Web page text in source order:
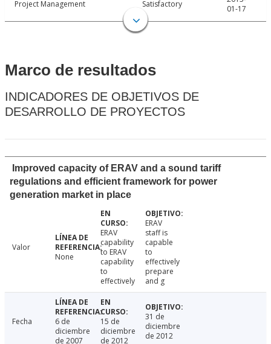
Project Management Satisfactory
01-17
Marco de resultados
INDICADORES DE OBJETIVOS DE
DESARROLLO DE PROYECTOS
Improved capacity of ERAV and a sound tariff
regulations and efficient framework for power
generation market in place
Valor
None
ERAV
capability
to ERAV
capability
to
effectively
ERAV
staff is
capable
to
effectively
prepare
and g
Fecha
6 de
diciembre
de 2007
15 de
diciembre
de 2012
31 de
diciembre
de 2012